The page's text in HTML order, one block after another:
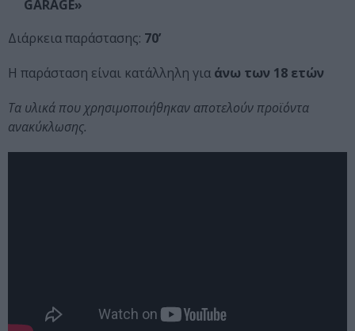
GARAGE»
Διάρκεια παράστασης: 70’
Η παράσταση είναι κατάλληλη για άνω των 18 ετών
Τα υλικά που χρησιμοποιήθηκαν αποτελούν προϊόντα
ανακύκλωσης.